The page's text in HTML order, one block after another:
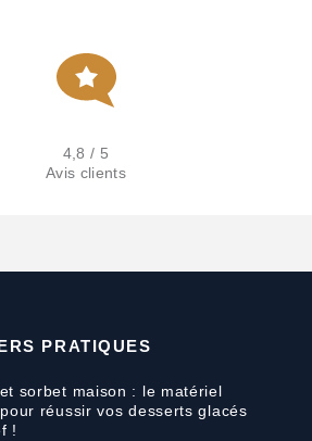
4,8 / 5
Avis clients
PRATIQUES
sorbet maison : le matériel
réussir vos desserts glacés
!